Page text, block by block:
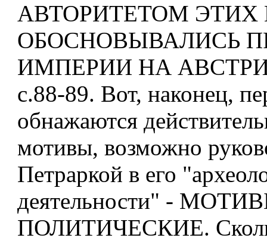
АВТОРИТЕТОМ
ОБОСНОВЫВАЛИСЬ
ИМПЕРИИ НА
с.88-89. Вот, наконец,
обнажаются
мотивы, возможно
Петраркой в его
деятельности" -
ПОЛИТИЧЕСКИЕ.